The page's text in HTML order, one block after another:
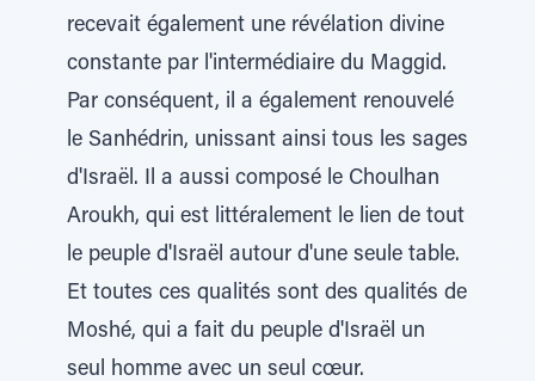
recevait également une révélation divine
constante par l'intermédiaire du Maggid.
Par conséquent, il a également renouvelé
le Sanhédrin, unissant ainsi tous les sages
d'Israël. Il a aussi composé le Choulhan
Aroukh, qui est littéralement le lien de tout
le peuple d'Israël autour d'une seule table.
Et toutes ces qualités sont des qualités de
Moshé, qui a fait du peuple d'Israël un
seul homme avec un seul cœur.